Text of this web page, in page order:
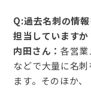
Q:過去名刺の情
担当していますか
内田さん： 各営
などで大量に名
ます。そのほか